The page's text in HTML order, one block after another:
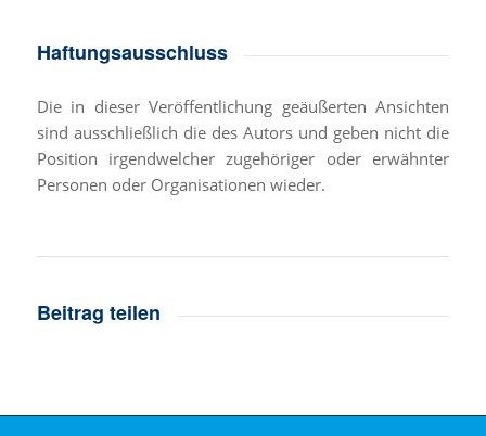
Haftungsausschluss
Die in dieser Veröffentlichung geäußerten Ansichten
sind ausschließlich die des Autors und geben nicht die
Position irgendwelcher zugehöriger oder erwähnter
Personen oder Organisationen wieder.
Beitrag teilen